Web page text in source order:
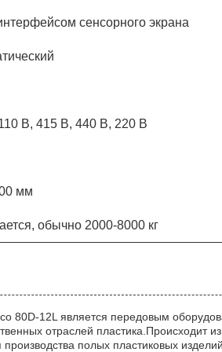
сенсорного экрана
В, 415 В, 440 В, 220 В
мм
обычно 2000-8000 кг
80D-12L является передовым
отраслей пластика.Происходит
полых пластиковых